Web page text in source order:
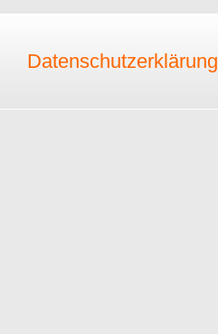
Datenschutzerklärung